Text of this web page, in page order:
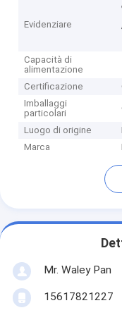
Evidenziare
,
Capacità di
alimentazione
Certificazione
Imballaggi
particolari
Luogo di origine
Marca
Mr. Waley Pan
15617821227